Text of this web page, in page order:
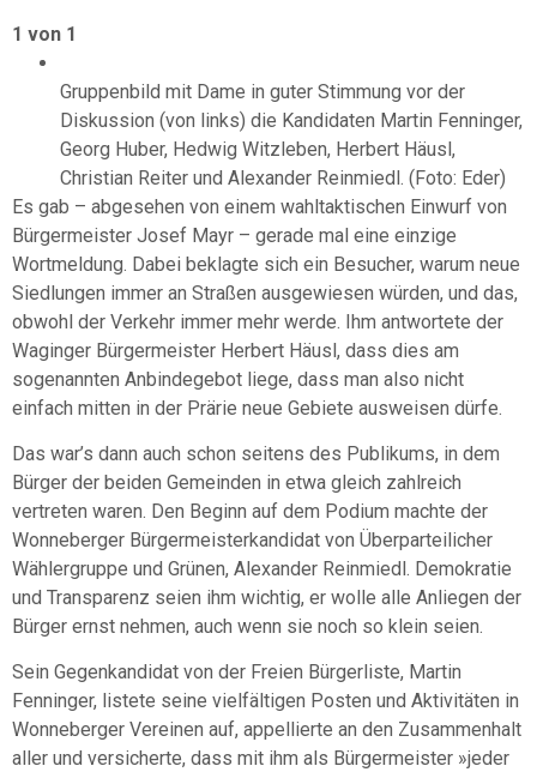
1 von 1
Gruppenbild mit Dame in guter Stimmung vor der
Diskussion (von links) die Kandidaten Martin Fenninger,
Georg Huber, Hedwig Witzleben, Herbert Häusl,
Christian Reiter und Alexander Reinmiedl. (Foto: Eder)
Es gab – abgesehen von einem wahltaktischen Einwurf von
Bürgermeister Josef Mayr – gerade mal eine einzige
Wortmeldung. Dabei beklagte sich ein Besucher, warum neue
Siedlungen immer an Straßen ausgewiesen würden, und das,
obwohl der Verkehr immer mehr werde. Ihm antwortete der
Waginger Bürgermeister Herbert Häusl, dass dies am
sogenannten Anbindegebot liege, dass man also nicht
einfach mitten in der Prärie neue Gebiete ausweisen dürfe.
Das war’s dann auch schon seitens des Publikums, in dem
Bürger der beiden Gemeinden in etwa gleich zahlreich
vertreten waren. Den Beginn auf dem Podium machte der
Wonneberger Bürgermeisterkandidat von Überparteilicher
Wählergruppe und Grünen, Alexander Reinmiedl. Demokratie
und Transparenz seien ihm wichtig, er wolle alle Anliegen der
Bürger ernst nehmen, auch wenn sie noch so klein seien.
Sein Gegenkandidat von der Freien Bürgerliste, Martin
Fenninger, listete seine vielfältigen Posten und Aktivitäten in
Wonneberger Vereinen auf, appellierte an den Zusammenhalt
aller und versicherte, dass mit ihm als Bürgermeister »jeder